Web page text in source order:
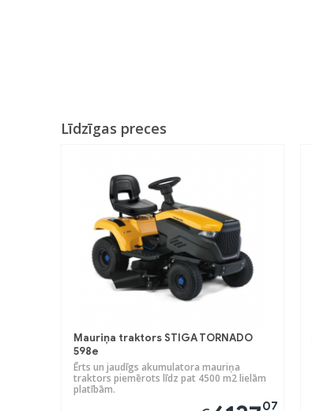
Līdzīgas preces
Mauriņa traktors STIGA TORNADO
598e
Ērts un jaudīgs akumulatora mauriņa
traktors piemērots līdz pat 4500 m2 lielām
platībām.
07